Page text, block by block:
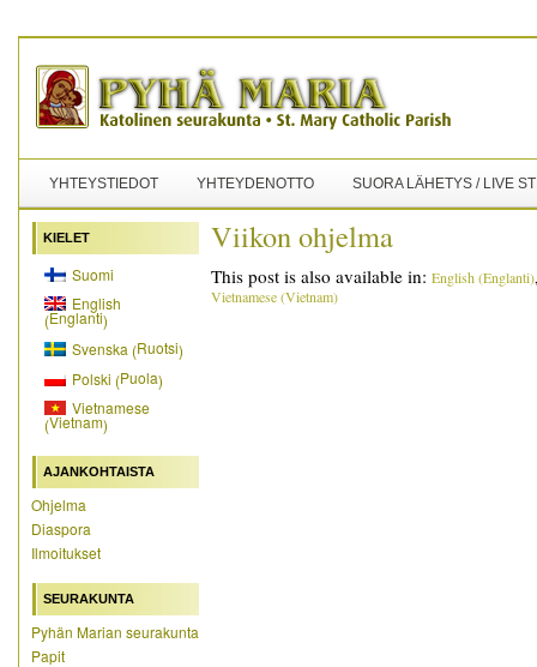
YHTEYSTIEDOT YHTEYDENOTTO SUORA LÄHETYS / LIVE
KIELET
Suomi
English
(Englanti)
Svenska(Ruotsi)
Polski (Puola)
Vietnamese
(Vietnam)
AJANKOHTAISTA
Ohjelma
Diaspora
Ilmoitukset
SEURAKUNTA
Pyhän Marian seurakunta
Papit
Viikon ohjelma
This post is also available in: English (Englanti)
Vietnamese(Vietnam)